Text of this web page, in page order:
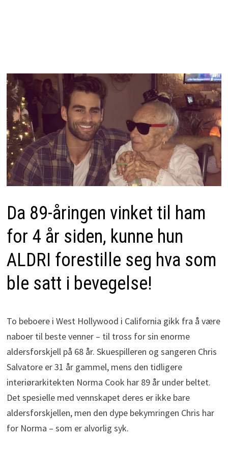
Da 89-åringen vinket til ham
for 4 år siden, kunne hun
ALDRI forestille seg hva som
ble satt i bevegelse!
To beboere i West Hollywood i California gikk fra å være
naboer til beste venner – til tross for sin enorme
aldersforskjell på 68 år. Skuespilleren og sangeren Chris
Salvatore er 31 år gammel, mens den tidligere
interiørarkitekten Norma Cook har 89 år under beltet.
Det spesielle med vennskapet deres er ikke bare
aldersforskjellen, men den dype bekymringen Chris har
for Norma – som er alvorlig syk.